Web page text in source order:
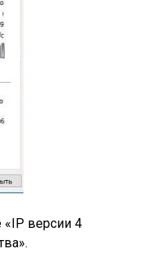
«IP версии 4